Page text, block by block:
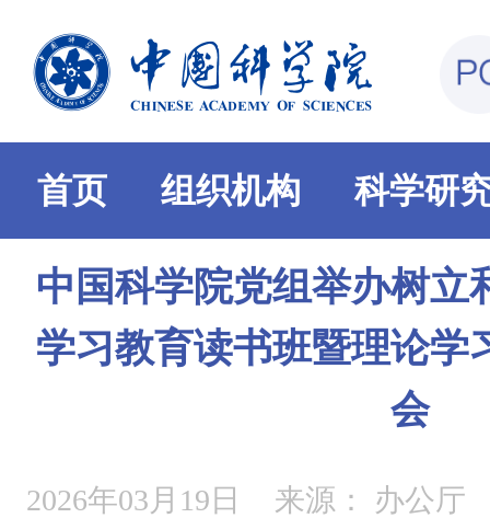
首页 组织机构 科学研
中国科学院党组举办树立
学习教育读书班暨理论学
会
2026年03月19日 来源： 办公厅